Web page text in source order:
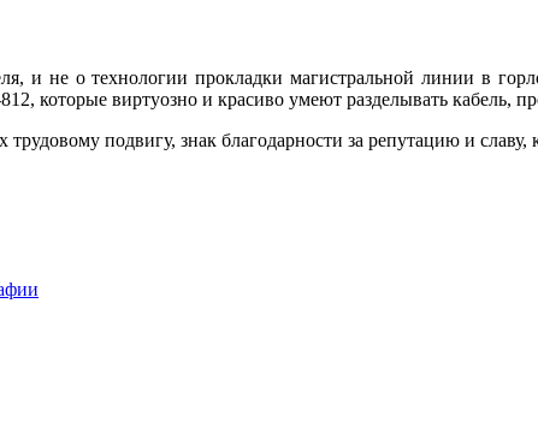
и не о технологии прокладки магистральной линии в
которые виртуозно и красиво умеют разделывать кабель,
подвигу, знак благодарности за репутацию и